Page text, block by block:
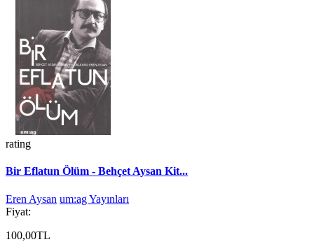
rating
Bir Eflatun Ölüm - Behçet Aysan Kit...
Eren Aysan um:ag Yayınları
Fiyat:
100,00TL